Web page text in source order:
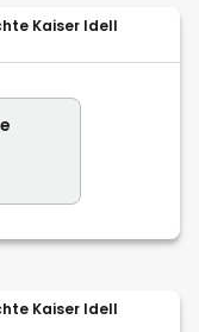
Kaiser Idell
Kaiser Idell